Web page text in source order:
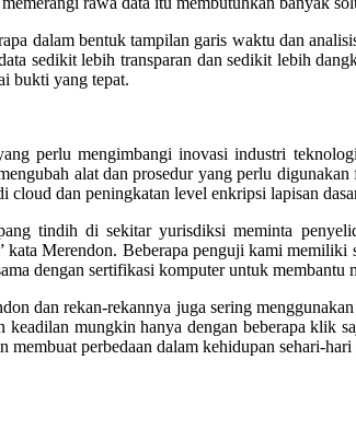
dalam bentuk tampilan garis waktu dan
sedikit lebih transparan dan sedikit lebih
bukti yang tepat.
perlu mengimbangi inovasi industri
alat dan prosedur yang perlu
cloud dan peningkatan level enkripsi lapisan
tindih di sekitar yurisdiksi meminta
Merendon. Beberapa penguji kami
dengan sertifikasi komputer untuk
dan rekan-rekannya juga sering
mungkin hanya dengan beberapa klik
perbedaan dalam kehidupan sehari-